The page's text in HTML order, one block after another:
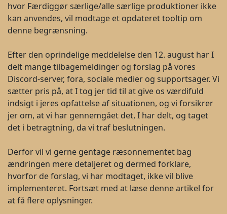
hvor Færdiggør særlige/alle særlige produktioner ikke
kan anvendes, vil modtage et opdateret tooltip om
denne begrænsning.
Efter den oprindelige meddelelse den 12. august har I
delt mange tilbagemeldinger og forslag på vores
Discord-server, fora, sociale medier og supportsager. Vi
sætter pris på, at I tog jer tid til at give os værdifuld
indsigt i jeres opfattelse af situationen, og vi forsikrer
jer om, at vi har gennemgået det, I har delt, og taget
det i betragtning, da vi traf beslutningen.
Derfor vil vi gerne gentage ræsonnementet bag
ændringen mere detaljeret og dermed forklare,
hvorfor de forslag, vi har modtaget, ikke vil blive
implementeret. Fortsæt med at læse denne artikel for
at få flere oplysninger.